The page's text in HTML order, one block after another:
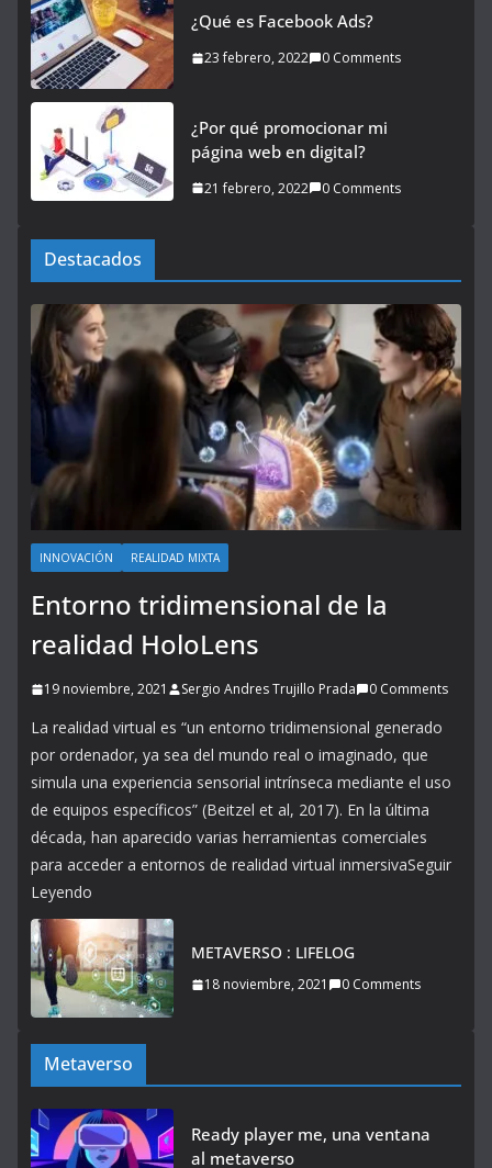
¿Qué es Facebook Ads?
23 febrero, 2022 0 Comments
¿Por qué promocionar mi
página web en digital?
21 febrero, 2022 0 Comments
Destacados
INNOVACIÓN REALIDAD MIXTA
Entorno tridimensional de la
realidad HoloLens
19 noviembre, 2021 Sergio Andres Trujillo Prada 0 Comments
La realidad virtual es “un entorno tridimensional generado
por ordenador, ya sea del mundo real o imaginado, que
simula una experiencia sensorial intrínseca mediante el uso
de equipos específicos” (Beitzel et al, 2017). En la última
década, han aparecido varias herramientas comerciales
para acceder a entornos de realidad virtual inmersivaSeguir
Leyendo
METAVERSO : LIFELOG
18 noviembre, 2021 0 Comments
Metaverso
Ready player me, una ventana
al metaverso